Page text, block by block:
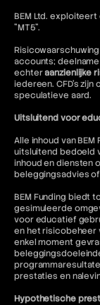
BEM Ltd.
"MT5".
accounts;
echteraanzienlijke
iedereen. CFD's
speculatieve aard.
Uitsluitend voor
Alle inhoud van
uitsluitend bedoeld
inhoud en diensten
beleggingsadvies
BEM Funding biedt
gesimuleerde
voor educatief
en het risicobeheer
enkel moment
prestaties en
Hypothetische